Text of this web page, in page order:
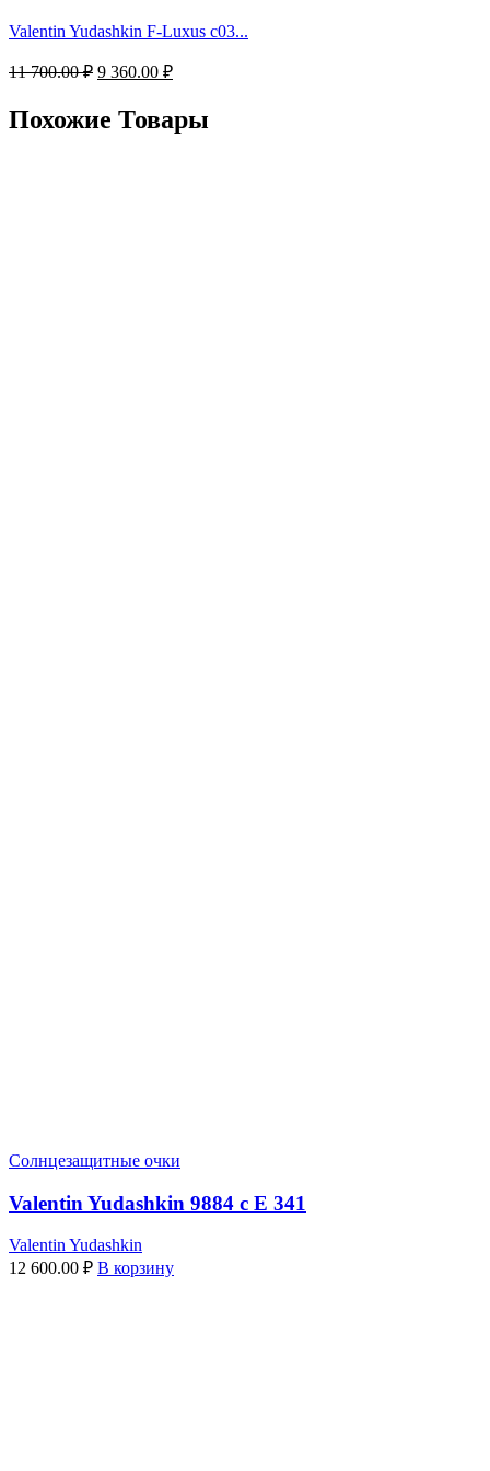
Valentin Yudashkin F-Luxus c03...
11 700.00₽ Первоначальная
составляла
11
9 360.00 ₽Текущая
360.00 ₽.
Похожие Товары
Солнцезащитные очки
Valentin Yudashkin 9884 c E 341
Valentin Yudashkin
12 600.00 ₽ В корзину